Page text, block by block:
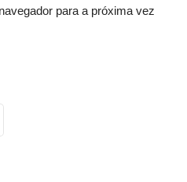
para a próxima vez